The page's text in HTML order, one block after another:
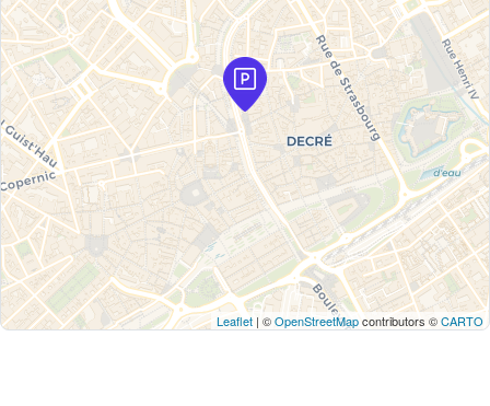
Leaflet | ©OpenStreetMapcontributors ©CARTO